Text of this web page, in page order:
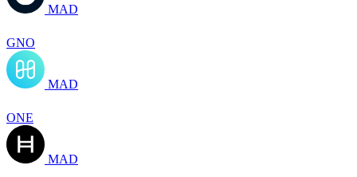
MAD
GNO
MAD
ONE
MAD